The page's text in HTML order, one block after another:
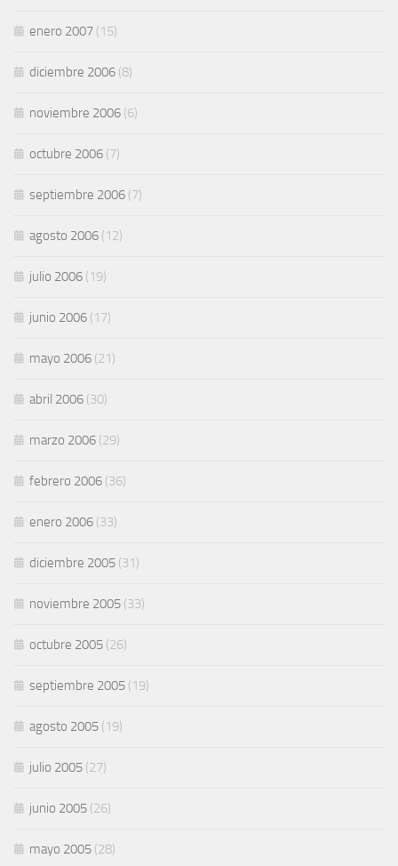
enero 2007 (15)
diciembre 2006 (8)
noviembre 2006 (6)
octubre 2006 (7)
septiembre 2006 (7)
agosto 2006 (12)
julio 2006 (19)
junio 2006 (17)
mayo 2006 (21)
abril 2006 (30)
marzo 2006 (29)
febrero 2006 (36)
enero 2006 (33)
diciembre 2005 (31)
noviembre 2005 (33)
octubre 2005 (26)
septiembre 2005 (19)
agosto 2005 (19)
julio 2005 (27)
junio 2005 (26)
mayo 2005 (28)